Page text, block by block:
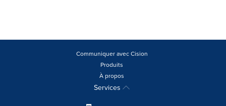
Communiquer avec Cision
Produits
À propos
Services